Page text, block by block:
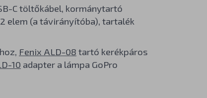
C töltőkábel, kormánytartó
elem (a távirányítóba), tartalék
Fenix ALD-08 tartó kerékpáros
10 adapter a lámpa GoPro